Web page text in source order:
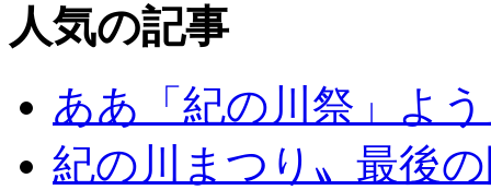
人気の記事
ああ「紀の川祭」よ
紀の川まつり〟最後